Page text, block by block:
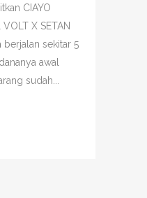
CIAYO
X SETAN
berjalan sekitar 5
awal
sudah...